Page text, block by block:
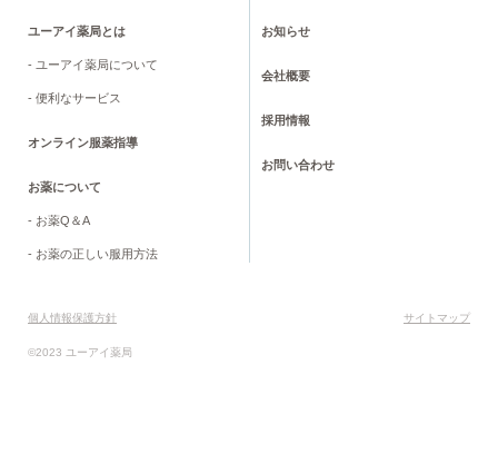
ユーアイ薬局とは
- ユーアイ薬局について
- 便利なサービス
オンライン服薬指導
お薬について
- お薬Q＆A
- お薬の正しい服用方法
お知らせ
会社概要
採用情報
お問い合わせ
©2023 ユーアイ薬局
個人情報保護方針 サイトマップ